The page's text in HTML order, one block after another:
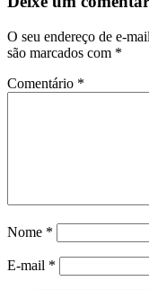
O seu endereço de e-
são marcados com *
Comentário *
Nome *
E-mail *